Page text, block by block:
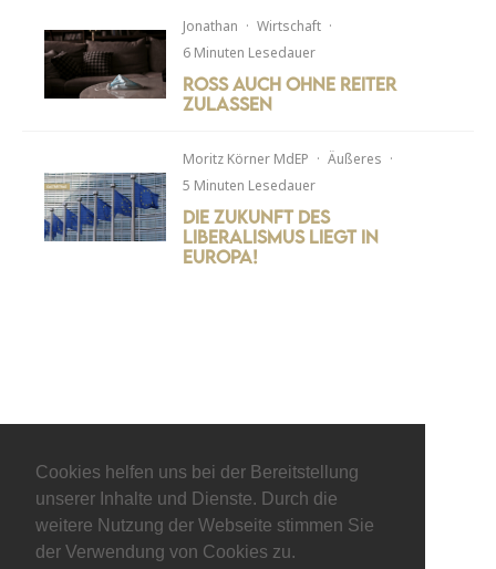
Cookies helfen uns bei der Bereitstellung
unserer Inhalte und Dienste. Durch die
weitere Nutzung der Webseite stimmen Sie
der Verwendung von Cookies zu.
Jonathan · Wirtschaft ·
6 Minuten Lesedauer
Ross auch ohne Reiter
zulassen
Moritz Körner MdEP · Äußeres ·
5 Minuten Lesedauer
Die Zukunft des
Liberalismus liegt in
Europa!